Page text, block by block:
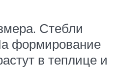
Стебли
формирование
в теплице и